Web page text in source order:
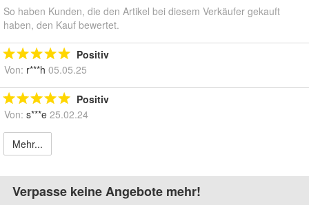
So haben Kunden, die den Artikel bei diesem Verkäufer gekauft
haben, den Kauf bewertet.
Positiv
Von: r***h 05.05.25
Positiv
Von: s***e 25.02.24
Mehr...
Verpasse keine Angebote mehr!